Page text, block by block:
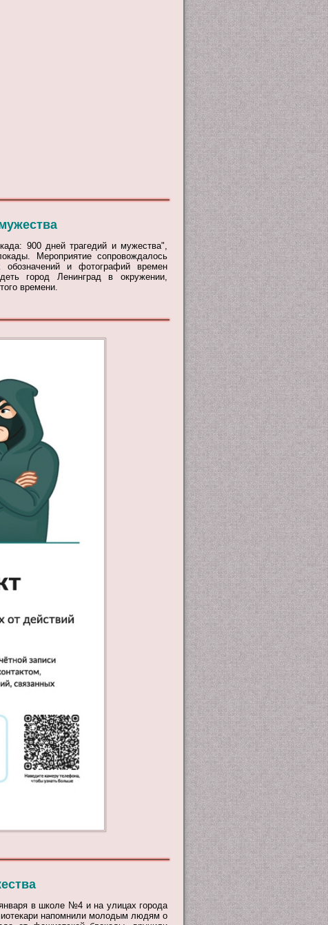
900 дней трагедий и мужества",
Мероприятие сопровождалось
обозначений и фотографий времен
город Ленинград в окружении,
времени.
в школе №4 и на улицах города
напомнили молодым людям о